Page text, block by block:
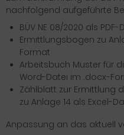
nachfolgend aufgeführte
BÜV NE 08/2020 als PDF-
Ermittlungsbogen zu
Format
Arbeitsbuch Muster für
Word-Datei im .docx-
Zählblatt zur Ermittlung
zu Anlage 14 als Excel-
Anpassung an das aktuell